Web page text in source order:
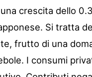
crescita dello
Si tratta
frutto di una
I consumi